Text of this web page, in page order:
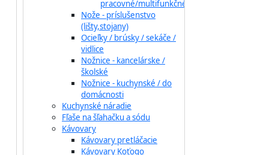
pracovné/multifunkčné
Nože - príslušenstvo
(lišty,stojany)
Ocieľky / brúsky / sekáče /
vidlice
Nožnice - kancelárske /
školské
Nožnice - kuchynské / do
domácnosti
Kuchynské náradie
Fľaše na šľahačku a sódu
Kávovary
Kávovary pretláčacie
Kávovary Koťogo